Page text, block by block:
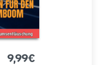
9,99€